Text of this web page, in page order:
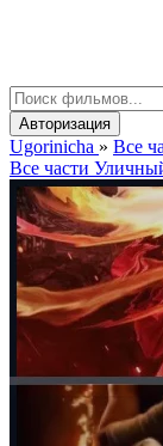
Авторизация
Ugorinicha » Все
Все части